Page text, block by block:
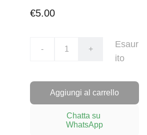
€5.00
- +
Esaur
ito
Aggiungi al carrello
Chatta su
WhatsApp